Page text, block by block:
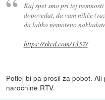
Kaj spet smo pri tej
dopovedat, da vam nihče
da lahko nemoteno
https://xkcd.com/1357/
Potlej bi pa prosil za pobot.
naročnine RTV.